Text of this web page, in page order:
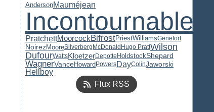
AndersonMauméjean
Incontournable
PratchettMoorcockBifrostPriestWilliamsGenefort
NoirezMooreSilverberg McDonald Hugo PrattWilson
DufourWattsKloetzerDepotte HoldstockShepard
WagnerVanceHowardPowersDayColinJaworski
Hellboy
Flux RSS